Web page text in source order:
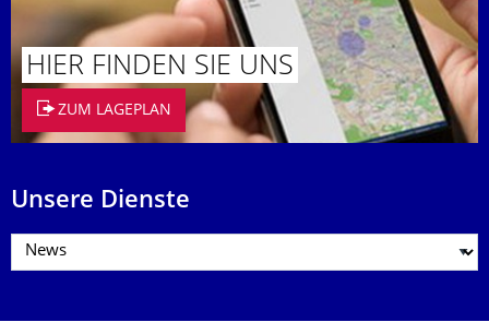
HIER FINDEN SIE UNS
ZUM LAGEPLAN
Unsere Dienste